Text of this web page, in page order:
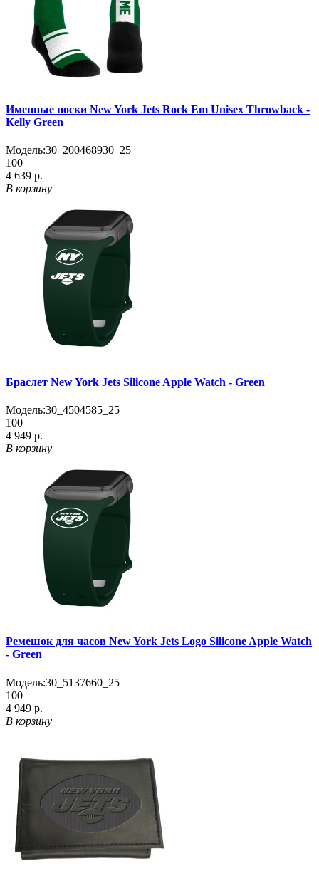
Именные носки New York Jets Rock Em Unisex Throwback -
Kelly Green
Модель:30_200468930_25
100
4 639 р.
В корзину
Браслет New York Jets Silicone Apple Watch - Green
Модель:30_4504585_25
100
4 949 р.
В корзину
Ремешок для часов New York Jets Logo Silicone Apple Watch
- Green
Модель:30_5137660_25
100
4 949 р.
В корзину